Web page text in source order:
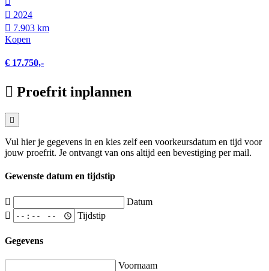
2024
7.903 km
Kopen
€ 17.750,-
Proefrit inplannen
Vul hier je gegevens in en kies zelf een voorkeursdatum en tijd voor
jouw proefrit. Je ontvangt van ons altijd een bevestiging per mail.
Gewenste datum en tijdstip
Datum
Tijdstip
Gegevens
Voornaam